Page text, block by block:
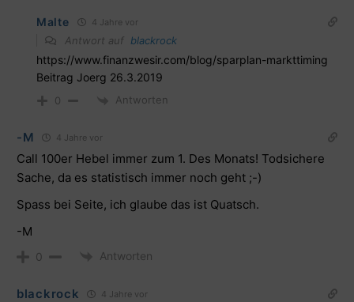
Malte 4 Jahre vor
Antwort auf blackrock
https://www.finanzwesir.com/blog/sparplan-markttiming
Beitrag Joerg 26.3.2019
0 Antworten
-M 4 Jahre vor
Call 100er Hebel immer zum 1. Des Monats! Todsichere
Sache, da es statistisch immer noch geht ;-)
Spass bei Seite, ich glaube das ist Quatsch.
-M
0 Antworten
blackrock 4 Jahre vor